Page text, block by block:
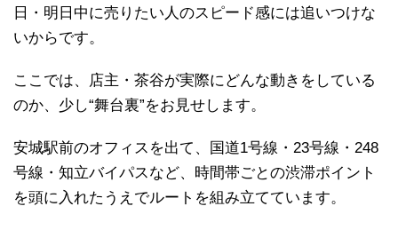
日・明日中に売りたい人のスピード感には追いつけな
いからです。
ここでは、店主・茶谷が実際にどんな動きをしている
のか、少し“舞台裏”をお見せします。
安城駅前のオフィスを出て、国道1号線・23号線・248
号線・知立バイパスなど、時間帯ごとの渋滞ポイント
を頭に入れたうえでルートを組み立てています。